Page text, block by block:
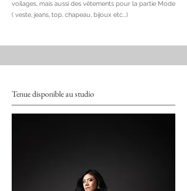
voilages, mais aussi des vêtements pour la partie Mode
( veste, jeans, top, chapeau, bijoux etc...)
Tenue disponible au studio